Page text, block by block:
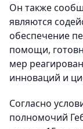
Он также
являются
обеспечение
помощи,
мер
инноваций и
Согласно
полномочий